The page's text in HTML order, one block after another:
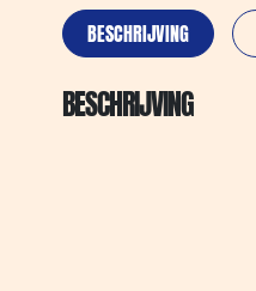
BESCHRIJVING
BESCHRIJVING